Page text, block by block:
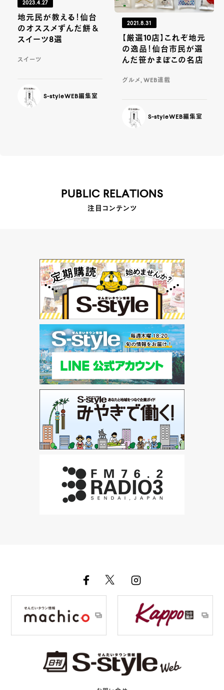
2023.4.27
地元民が教える！仙台
のオススメずんだ餅＆
スイーツ8選
スイーツ
S-styleWEB編集室
2021.8.31
【厳選10店】これぞ地元
の逸品！仙台市民が選
んだ笹かまぼこの名店
グルメ, WEB連載
S-styleWEB編集室
PUBLIC RELATIONS
注目コンテンツ